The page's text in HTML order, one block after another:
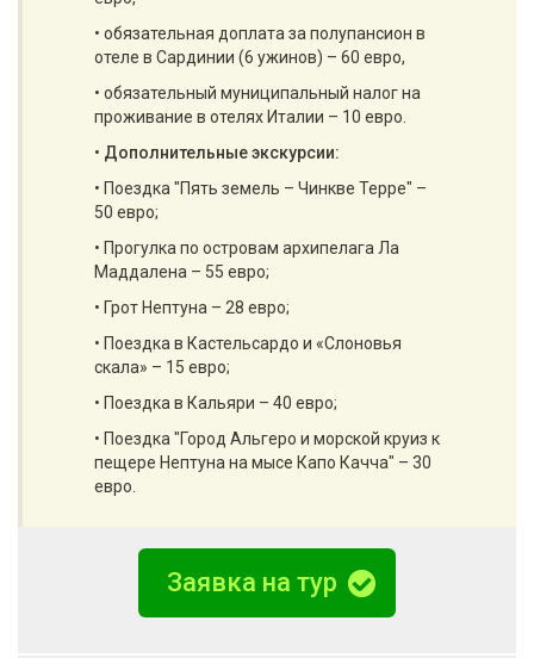
• обязательная доплата за полупансион в
отеле в Сардинии (6 ужинов) – 60 евро,
• обязательный муниципальный налог на
проживание в отелях Италии – 10 евро.
• Дополнительные экскурсии:
• Поездка "Пять земель – Чинкве Терре" –
50 евро;
• Прогулка по островам архипелага Ла
Маддалена – 55 евро;
• Грот Нептуна – 28 евро;
• Поездка в Кастельсардо и «Слоновья
скала» – 15 евро;
• Поездка в Кальяри – 40 евро;
• Поездка "Город Альгеро и морской круиз к
пещере Нептуна на мысе Капо Качча" – 30
евро.
Заявка на тур